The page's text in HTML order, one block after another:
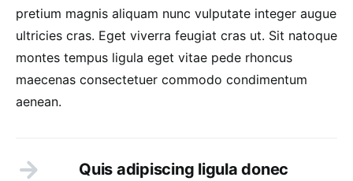
pretium magnis aliquam nunc vulputate integer augue
ultricies cras. Eget viverra feugiat cras ut. Sit natoque
montes tempus ligula eget vitae pede rhoncus
maecenas consectetuer commodo condimentum
aenean.
Quis adipiscing ligula donec